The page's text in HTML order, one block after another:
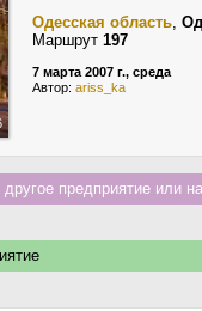
Одесская область,
Маршрут 197
7 марта 2007 г., среда
Автор: ariss_ka
предприятие или